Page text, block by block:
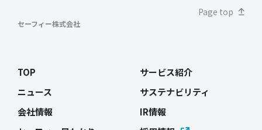
り
セーフィー株式会社
Page top
TOP
ニュース
会社情報
サービス紹介
サステナビリティ
IR情報